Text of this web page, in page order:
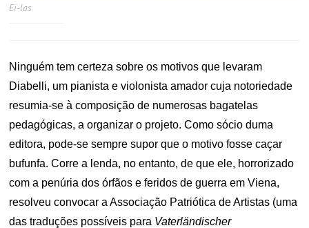
Ei-las
Ninguém tem certeza sobre os motivos que levaram
Diabelli, um pianista e violonista amador cuja notoriedade
resumia-se à composição de numerosas bagatelas
pedagógicas, a organizar o projeto. Como sócio duma
editora, pode-se sempre supor que o motivo fosse caçar
bufunfa. Corre a lenda, no entanto, de que ele, horrorizado
com a penúria dos órfãos e feridos de guerra em Viena,
resolveu convocar a Associação Patriótica de Artistas (uma
das traduções possíveis para Vaterländischer